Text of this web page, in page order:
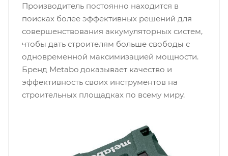
Производитель постоянно находится в
поисках более эффективных решений для
совершенствования аккумуляторных систем,
чтобы дать строителям больше свободы с
одновременной максимизацией мощности.
Бренд Metabo доказывает качество и
эффективность своих инструментов на
строительных площадках по всему миру.